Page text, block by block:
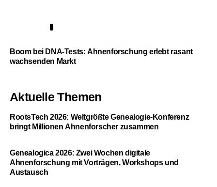
Boom bei DNA-Tests: Ahnenforschung erlebt rasant
wachsenden Markt
Aktuelle Themen
RootsTech 2026: Weltgrößte Genealogie-Konferenz
bringt Millionen Ahnenforscher zusammen
Genealogica 2026: Zwei Wochen digitale
Ahnenforschung mit Vorträgen, Workshops und
Austausch